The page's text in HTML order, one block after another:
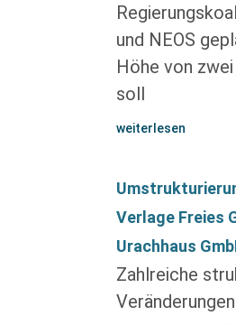
und NEOS
Höhe von
soll
weiterlesen
Verlage Freies
Urachhaus
Zahlreiche